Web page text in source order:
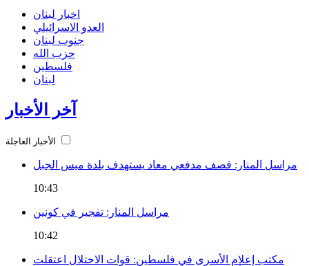
اخبار لبنان
العدو الاسرائيلي
جنوب لبنان
حزب الله
فلسطين
لبنان
آخر الأخبار
الأخبار العاجلة
مراسل المنار: قصف مدفعي معاد يستهدف بلدة ميس الجبل
10:43
مراسل المنار: تفجير في كونين
10:42
مكتب إعلام الأسرى في فلسطين: قوات الاحتلال اعتقلت